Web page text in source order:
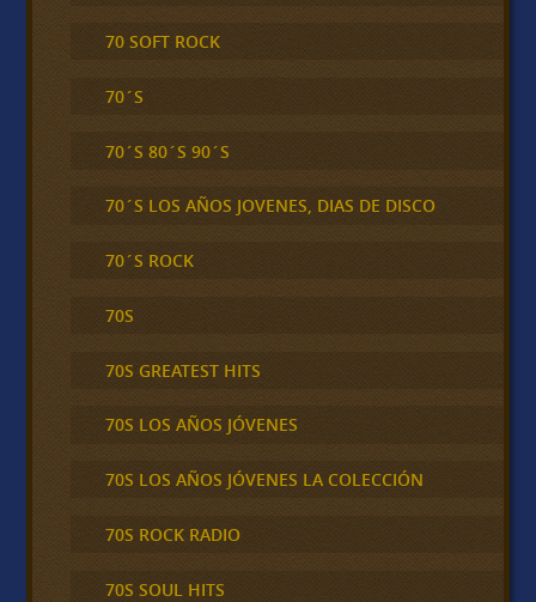
70 SOFT ROCK
70´S
70´S 80´S 90´S
70´S LOS AÑOS JOVENES, DIAS DE DISCO
70´S ROCK
70S
70S GREATEST HITS
70S LOS AÑOS JÓVENES
70S LOS AÑOS JÓVENES LA COLECCIÓN
70S ROCK RADIO
70S SOUL HITS